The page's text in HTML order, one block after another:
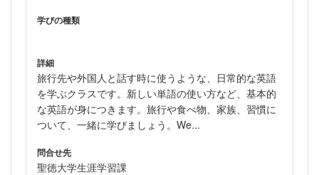
学びの種類
詳細
旅行先や外国人と話す時に使うような、日常的な英語
を学ぶクラスです。新しい単語の使い方など、基本的
な英語が身につきます。旅行や食べ物、家族、習慣に
ついて、一緒に学びましょう。We...
問合せ先
聖徳大学生涯学習課